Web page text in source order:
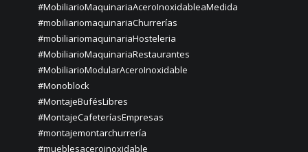
#MobiliarioMaquinariaAceroInoxidableaMedida
#mobiliariomaquinariaChurrerías
#mobiliariomaquinariaHosteleria
#MobiliarioMaquinariaRestaurantes
#MobiliarioModularAceroInoxidable
#Monoblock
#MontajeBufésLibres
#MontajeCafeteríasEmpresas
#montajemontarchurrería
#mueblesaceroinoxidable